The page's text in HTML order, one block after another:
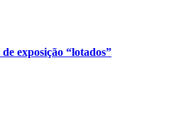
exposição “lotados”